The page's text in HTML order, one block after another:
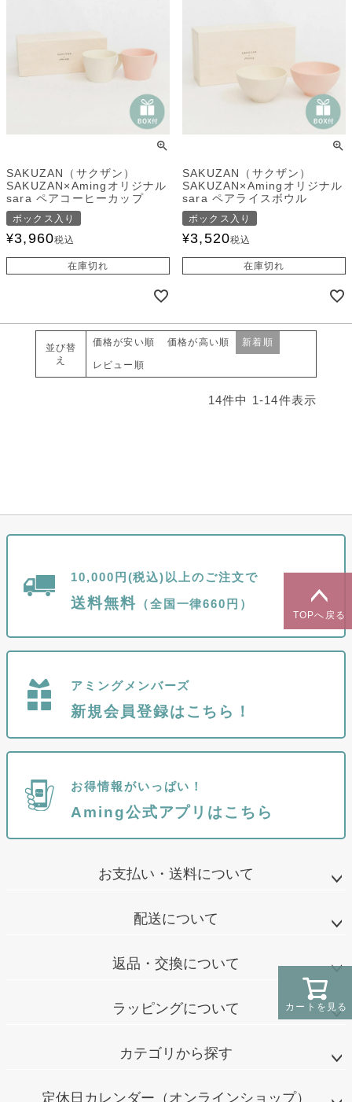
SAKUZAN（サクザン）
SAKUZAN×Amingオリジナル
sara ペアコーヒーカップ
ボックス入り
¥3,960税込
在庫切れ
SAKUZAN（サクザン）
SAKUZAN×Amingオリジナル
sara ペアライスボウル
ボックス入り
¥3,520税込
在庫切れ
並び替
え
価格が安い順 価格が高い順 新着順
レビュー順
14件中 1-14件表示
カートを見る
TOPへ戻る
10,000円(税込)以上のご注文で
送料無料 （全国一律660円）
アミングメンバーズ
新規会員登録はこちら！
お得情報がいっぱい！
Aming公式アプリはこちら
お支払い・送料について
配送について
返品・交換について
ラッピングについて
カテゴリから探す
定休日カレンダー（オンラインショップ）